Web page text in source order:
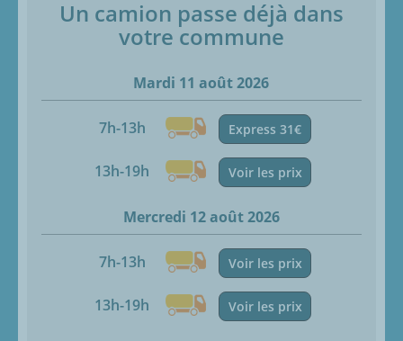
Un camion passe déjà dans
votre commune
Mardi 11 août 2026
7h-13h Express 31€
13h-19h Voir les prix
Mercredi 12 août 2026
7h-13h Voir les prix
13h-19h Voir les prix